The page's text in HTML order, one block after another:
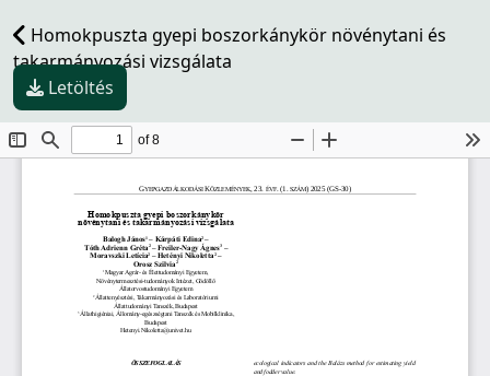
Homokpuszta gyepi boszorkánykör növénytani és
takarmányozási vizsgálata
Letöltés